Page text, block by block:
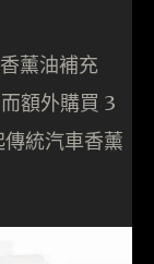
薰油補充
額外購買 3
統汽車香薰